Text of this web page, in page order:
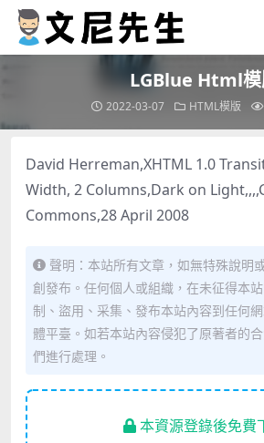
LGBlue Html
2022-03-07 HTML模版
David Herreman,XHTML 1.0
Width, 2 Columns,Dark on
Commons,28 April 2008
聲明：本站所有文章，如無特殊說明
創發布。任何個人或組織，在未征得本
制、盜用、采集、發布本站內容到任何
體平臺。如若本站內容侵犯了原著者的
們進行處理。
本資源登錄後免費